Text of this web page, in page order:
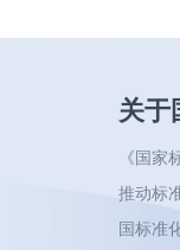
关于
《国
推动标
国标准